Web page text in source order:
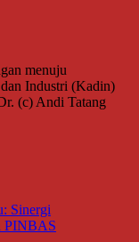
menuju
Industri (Kadin)
(c) Andi Tatang